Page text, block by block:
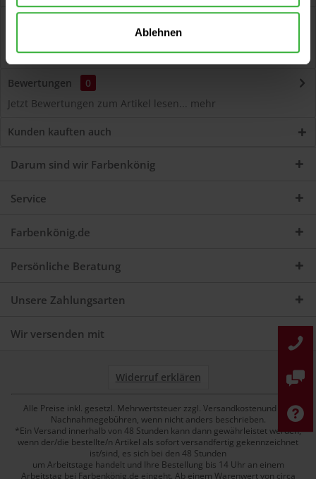
Ablehnen
Volvox Espressivo Lehmfarbe (Tilia) Lösemittelfreier,
dauerelastischer Wand- und Deckenanstrich...mehr
Bewertungen
0
Jetzt Bewertungen zum Artikel lesen... mehr
Kunden kauften auch
Darum sind wir Farbenkönig
Service
Farbenkönig.de
Persönliche Beratung
Unsere Zahlungsarten
Wir versenden mit
Widerruf erklären
Alle Preise inkl. gesetzl. Mehrwertsteuer zzgl. Versandkostenund ggf.
Nachnahmegebühren, wenn nicht anders beschrieben.
*Ein Versand innerhalb von 48 Stunden kann dann gewährleistet werden,
wenn der/die bestellte/n Artikel als sofort versandfertig gekennzeichnet
ist/sind, es sich bei den 48 Stunden
um Arbeitstage handelt und Ihre Bestellung bis 14 Uhr an einem
Arbeitstag bei Farbenkönig.de eingeht. Ab einem Warenwert von circa